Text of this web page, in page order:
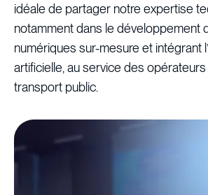
idéale de partager notre expertise
notamment dans le développement
numériques sur-mesure et intégrant
artificielle, au service des
transport public.